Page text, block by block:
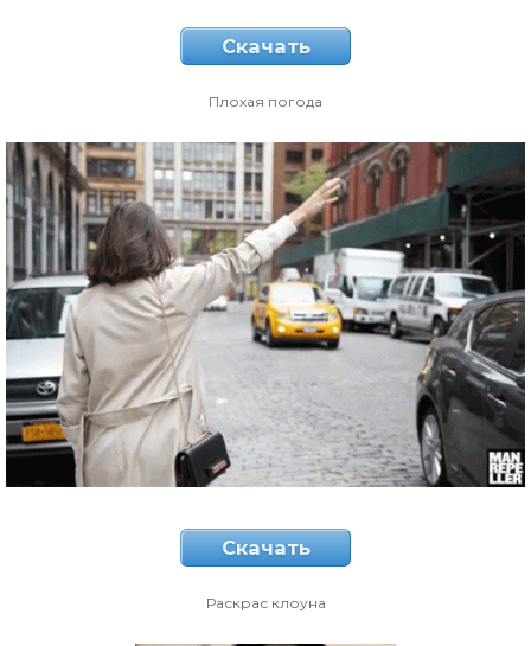
Скачать
Плохая погода
Скачать
Раскрас клоуна